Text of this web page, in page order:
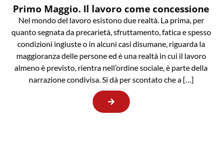
Primo Maggio. Il lavoro come concessione
Nel mondo del lavoro esistono due realtà. La prima, per
quanto segnata da precarietà, sfruttamento, fatica e spesso
condizioni ingiuste o in alcuni casi disumane, riguarda la
maggioranza delle persone ed è una realtà in cui il lavoro
almeno è previsto, rientra nell’ordine sociale, è parte della
narrazione condivisa. Si dà per scontato che a […]